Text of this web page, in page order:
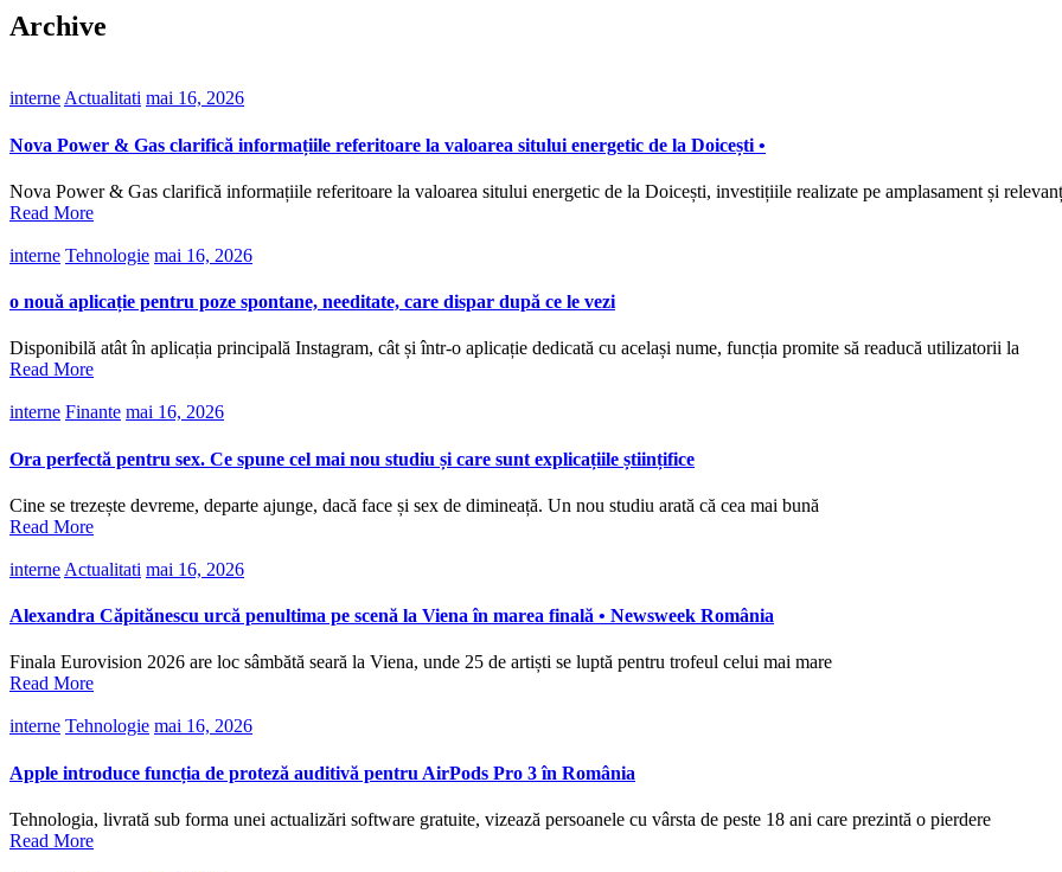
Archive
interne Actualitati mai 16, 2026
Nova Power & Gas clarifică informațiile referitoare la valoarea sitului energetic de la Doicești •
Nova Power & Gas clarifică informațiile referitoare la valoarea sitului energetic de la Doicești, investițiile realizate pe amplasament și
Read More
interne Tehnologie mai 16, 2026
o nouă aplicație pentru poze spontane, needitate, care dispar după ce le vezi
Disponibilă atât în aplicația principală Instagram, cât și într-o aplicație dedicată cu același nume, funcția promite să readucă utilizatorii la
Read More
interne Finante mai 16, 2026
Ora perfectă pentru sex. Ce spune cel mai nou studiu și care sunt explicațiile științifice
Cine se trezește devreme, departe ajunge, dacă face și sex de dimineață. Un nou studiu arată că cea mai bună
Read More
interne Actualitati mai 16, 2026
Alexandra Căpitănescu urcă penultima pe scenă la Viena în marea finală • Newsweek România
Finala Eurovision 2026 are loc sâmbătă seară la Viena, unde 25 de artiști se luptă pentru trofeul celui mai mare
Read More
interne Tehnologie mai 16, 2026
Apple introduce funcția de proteză auditivă pentru AirPods Pro 3 în România
Tehnologia, livrată sub forma unei actualizări software gratuite, vizează persoanele cu vârsta de peste 18 ani care prezintă o pierdere
Read More